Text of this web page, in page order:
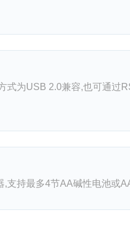
式为USB 2.0兼容,也可通过
持最多4节AA碱性电池或